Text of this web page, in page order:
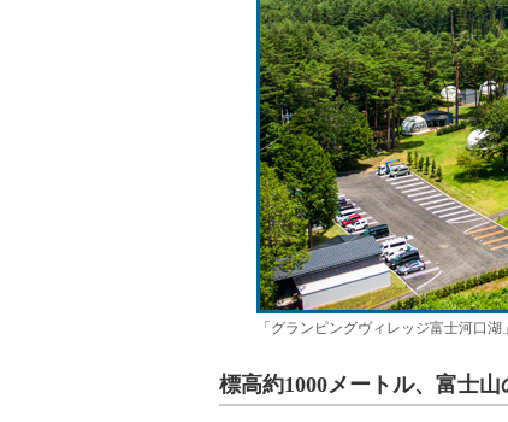
「グランピングヴィレッジ富士河口
標高約1000メートル、富士